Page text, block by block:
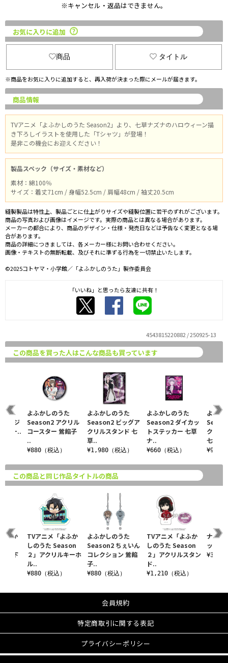
※キャンセル・返品はできません。
お気に入りに追加
商品 タイトル
※商品をお気に入りに追加すると、再入荷が決まった際にメールが届きます。
商品情報
TVアニメ「よふかしのうた Season2」より、七草ナズナのハロウィーン描
き下ろしイラストを使用した「Tシャツ」が登場！
是非この機会にお迎えください！
製品スペック（サイズ・素材など）
素材：綿100％
サイズ：着丈71cm / 身幅52.5cm / 肩幅48cm / 袖丈20.5cm
縫製製品は特性上、製品ごとに仕上がりサイズや縫製位置に若干のずれがございます。
商品の写真および画像はイメージです。実際の商品とは異なる場合があります。
メーカーの都合により、商品のデザイン・仕様・発売日などは予告なく変更となる場
合があります。
商品の詳細につきましては、各メーカー様にお問い合わせください。
画像・テキストの無断転載、及びそれに準ずる行為を一切禁止いたします。
©2025コトヤマ・小学館／「よふかしのうた」製作委員会
「いいね」と思ったら友達に共有！
4543815220882 / 250925-13
この商品を買った人はこんな商品も買っています
よふかしのうた
Season2 ビッグア
クリルスタンド 七
草..
¥1,980（税込）
よふかしのうた
Season2 ダイカッ
トステッカー 七草
ナ..
¥660（税込）
よふか
クルキ
七..
¥990
た
ッジ
ィー..
よふかしのうた
Season2 アクリル
コースター 鶯餡子
..
¥880（税込）
この商品と同じ作品タイトルの商品
よふかしのうた
Season2 ちぇいん
コレクション 鶯餡
子..
¥880（税込）
TVアニメ「よふか
しのうた Season
２」アクリルスタン
ド..
¥1,210（税込）
ナズナ
ック T
¥3,300
ふか
き下
TVアニメ「よふか
しのうた Season
２」アクリルキーホ
ル..
¥880（税込）
会員規約
特定商取引に関する表記
プライバシーポリシー